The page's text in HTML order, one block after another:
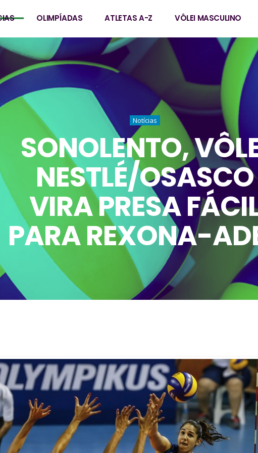
OLIMPÍADAS ATLETAS A-Z VÔLEI MASCULINO
Notícias
SONOLENTO,
NESTLÉ/OSASCO
VIRA PRESA
PARA REXONA-